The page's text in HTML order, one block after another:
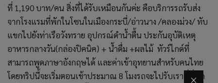
ที่ 1,190 บาท/คน สิ่งที่ได้รับเหมือนกันค่ะ คือบริการรถรับส่ง
จากโรงแรมที่พักในโซนในเมืองกระบี่/อ่าวนาง /คลองม่วง/ ทับ
แขกไปยังท่าเรือวังทราย อุปกรณ์ดำน้ำตื้น ประกันอุบัติเหตุ
อาหารกลางวัน(กล่องปิคนิค) + น้ำดื่ม +ผลไม้ ทัวร์ไกด์ที่
สามารถพูดภาษาอังกฤษได้ และค่าเข้าอุทยานสำหรับคนไทย
โดยทริปนี้จะเริ่มตอนเช้าประมาณ 8 โมงรถจะไปรับเราที่ที่พัก